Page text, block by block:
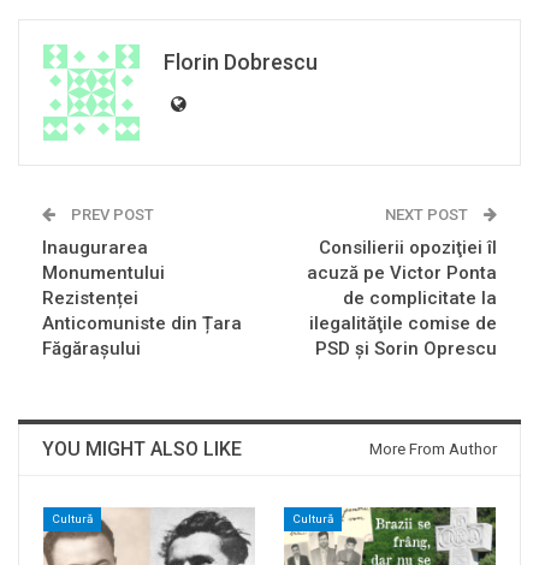
Florin Dobrescu
PREV POST
Inaugurarea
Monumentului
Rezistenței
Anticomuniste din Țara
Făgărașului
NEXT POST
Consilierii opoziţiei îl
acuză pe Victor Ponta
de complicitate la
ilegalităţile comise de
PSD şi Sorin Oprescu
YOU MIGHT ALSO LIKE More From Author
Cultură Cultură